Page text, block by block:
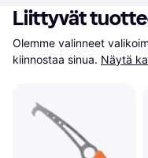
Liittyvät
Olemme valinneet
kiinnostaa sinua. Näytä